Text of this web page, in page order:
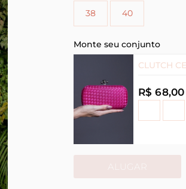
38 40
Monte seu conjunto
CLUTCH
R$ 68,00
ALUGAR